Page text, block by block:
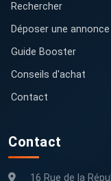
Rechercher
Déposer une annonce
Guide Booster
Conseils d'achat
Contact
Contact
16 Rue de la